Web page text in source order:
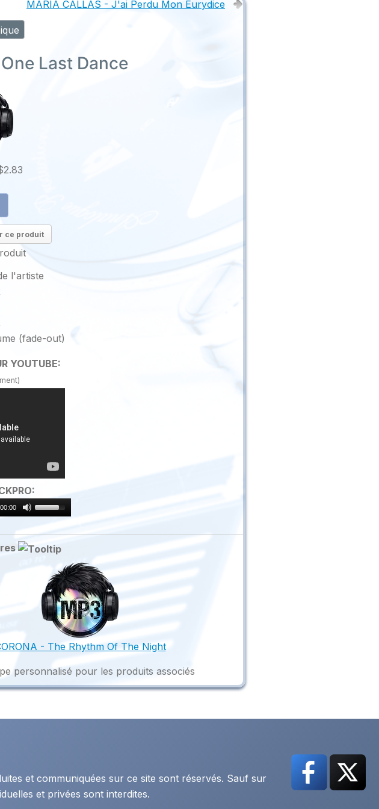
MARIA CALLAS - J'ai Perdu Mon Eurydice
Last Dance
ce produit
l'artiste
(fade-out)
YOUTUBE:
00:00
- The Rhythm Of The Night
personnalisé pour les produits associés
et communiquées sur ce site sont réservés. Sauf sur
et privées sont interdites.